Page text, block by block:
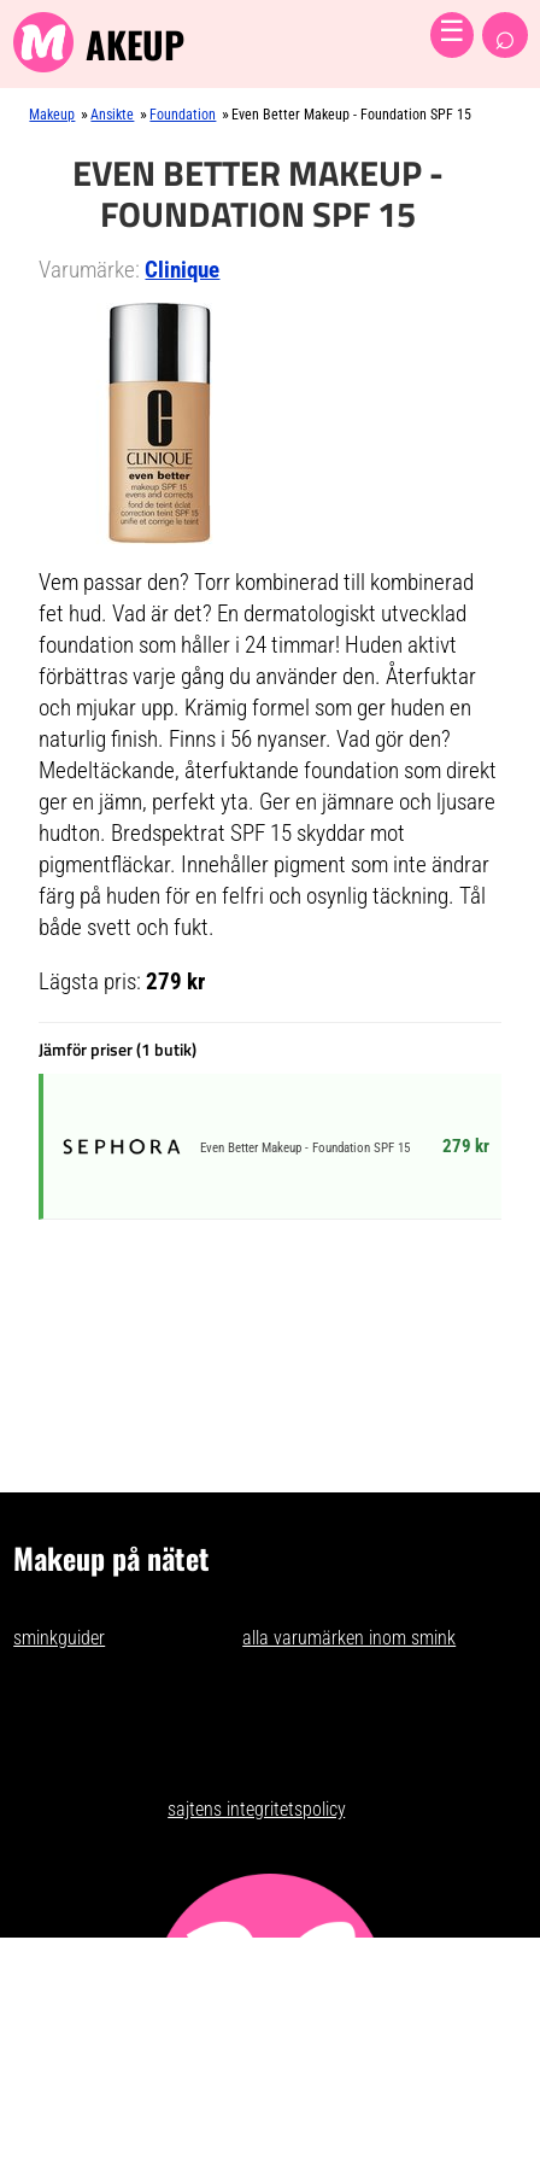
AKEUP ☰ ⌕
Makeup »Ansikte » Foundation » Even Better Makeup - Foundation SPF 15
EVEN BETTER MAKEUP -
FOUNDATION SPF 15
Varumärke:Clinique
Vem passar den? Torr kombinerad till kombinerad
fet hud. Vad är det? En dermatologiskt utvecklad
foundation som håller i 24 timmar! Huden aktivt
förbättras varje gång du använder den. Återfuktar
och mjukar upp. Krämig formel som ger huden en
naturlig finish. Finns i 56 nyanser. Vad gör den?
Medeltäckande, återfuktande foundation som direkt
ger en jämn, perfekt yta. Ger en jämnare och ljusare
hudton. Bredspektrat SPF 15 skyddar mot
pigmentfläckar. Innehåller pigment som inte ändrar
färg på huden för en felfri och osynlig täckning. Tål
både svett och fukt.
Lägsta pris:279 kr
Jämför priser (1 butik)
Even Better Makeup - Foundation SPF 15 279 kr
Makeup på nätet
sminkguider och listar nästanalla varumärken inom smink
sajtens integritetspolicy.